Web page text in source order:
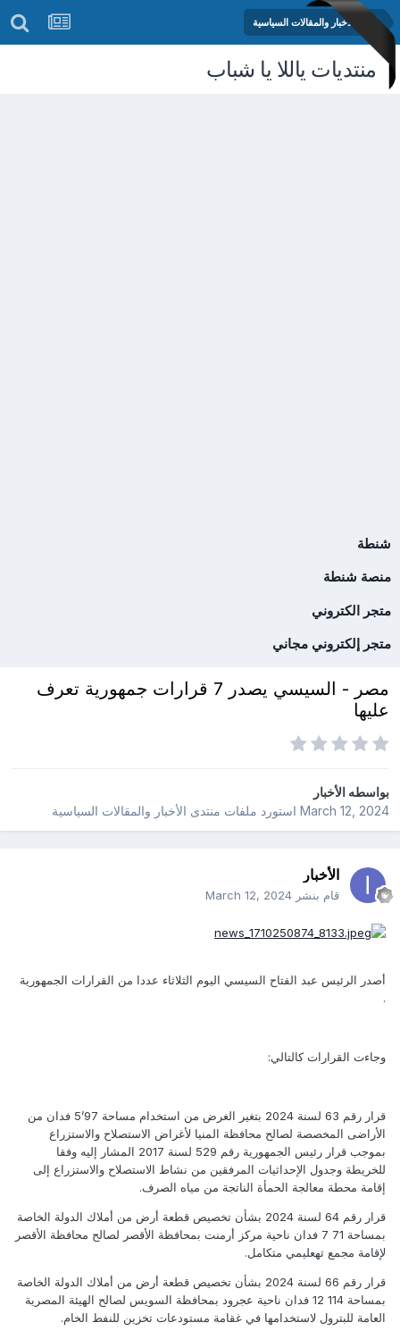
منتدى الأخبار والمقالات السياسية
منتديات ياللا يا شباب
شنطة
منصة شنطة
متجر الكتروني
متجر إلكتروني مجاني
مصر - السيسي يصدر 7 قرارات جمهورية تعرف
عليها
بواسطهالأخبار
March 12, 2024استورد ملفات منتدى الأخبار والمقالات السياسية
الأخبار
قام بنشر March 12, 2024
أصدر الرئيس عبد الفتاح السيسي اليوم الثلاثاء عددا من القرارات الجمهورية
وجاءت القرارات كالتالي:
قرار رقم 63 لسنة 2024 بتغير الغرض من استخدام مساحة 97’5 فدان من
الأراضى المخصصة لصالح محافظة المنيا لأغراض الاستصلاح والاستزراع
بموجب قرار رئيس الجمهورية رقم 529 لسنة 2017 المشار إليه وفقا
للخريطة وجدول الإحداثيات المرفقين من نشاط الاستصلاح والاستزراع إلى
إقامة محطة معالجة الحمأة الناتجة من مياه الصرف.
قرار رقم 64 لسنة 2024 بشأن تخصيص قطعة أرض من أملاك الدولة الخاصة
بمساحة 71 7 فدان ناحية مركز أرمنت بمحافظة الأقصر لصالح محافظة الأقصر
لإقامة مجمع تهعليمي متكامل.
قرار رقم 66 لسنة 2024 بشأن تخصيص قطعة أرض من أملاك الدولة الخاصة
بمساحة 114 12 فدان ناحية عجرود بمحافظة السويس لصالح الهيئة المصرية
العامة للبترول لاستخدامها في غقامة مستودعات تخزين للنفط الخام.